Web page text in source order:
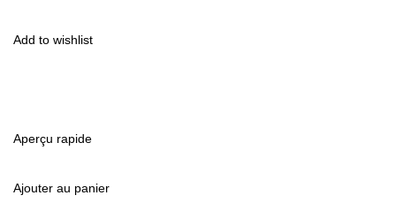
Add to wishlist
Aperçu rapide
Ajouter au panier